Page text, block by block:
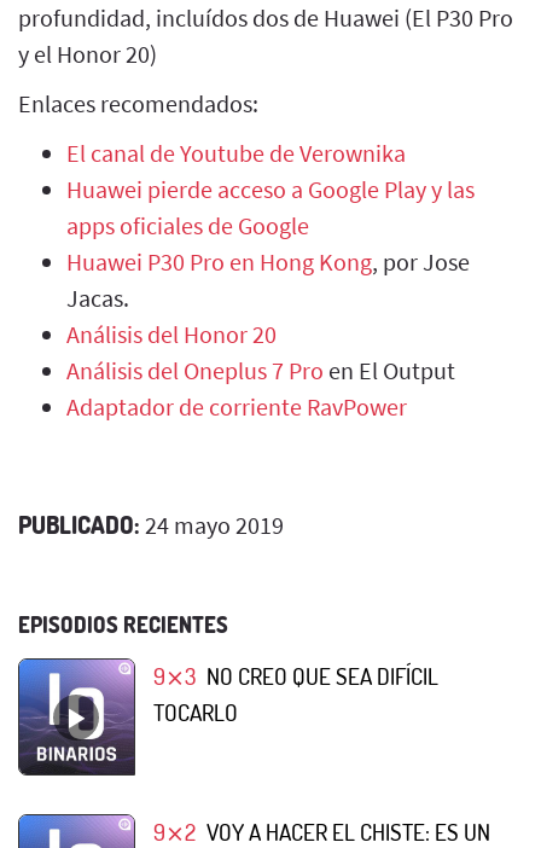
profundidad, incluídos dos de Huawei (El P30 Pro
y el Honor 20)
Enlaces recomendados:
El canal de Youtube de Verownika
Huawei pierde acceso a Google Play y las
apps oficiales de Google
Huawei P30 Pro en Hong Kong, por Jose
Jacas.
Análisis del Honor 20
Análisis del Oneplus 7 Pro en El Output
Adaptador de corriente RavPower
PUBLICADO: 24 mayo 2019
EPISODIOS RECIENTES
9⨯3 NO CREO QUE SEA DIFÍCIL
TOCARLO
9⨯2 VOY A HACER EL CHISTE: ES UN